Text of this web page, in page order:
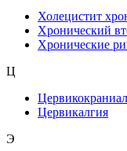
Холецистит
Хронический
Хронические
Ц
Цервикалгия
Э